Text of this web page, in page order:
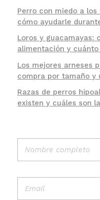
Perro con miedo a
cómo ayudarle
Loros y guacamayas:
alimentación y
Los mejores arneses
compra por tamaño y
Razas de perros
existen y cuáles son